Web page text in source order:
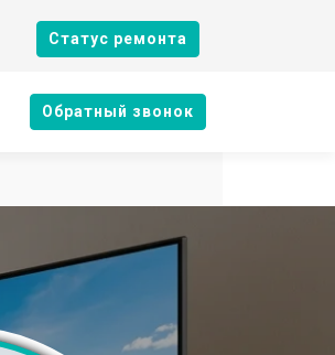
Cтатус ремонта
Oбратный звонок